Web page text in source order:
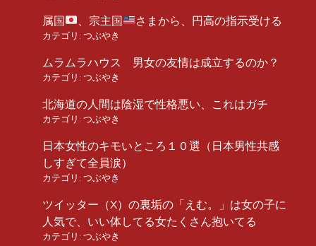
属国 、宗主国 さまから、円高の指示受ける
カテゴリ: つぶやき
ムラムラハウス 男女の友情は成立するのか？
カテゴリ: つぶやき
北海道の人間は陰湿で性格悪い、これはガチ
カテゴリ: つぶやき
日本女性のキモいところ１０選（日本男性共感
しすぎて全員涙）
カテゴリ: つぶやき
ツイッター（X）の裏垢の「えむ。」は女の子に
人気で、いい体してる女たくさん抱いてる
カテゴリ: つぶやき